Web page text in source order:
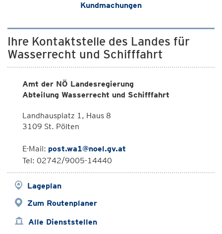
Kundmachungen
Ihre Kontaktstelle des Landes für
Wasserrecht und Schifffahrt
Amt der NÖ Landesregierung
Abteilung Wasserrecht und Schifffahrt
Landhausplatz 1, Haus 8
3109 St. Pölten
E-Mail: post.wa1@noel.gv.at
Tel: 02742/9005-14440
Lageplan
Zum Routenplaner
Alle Dienststellen